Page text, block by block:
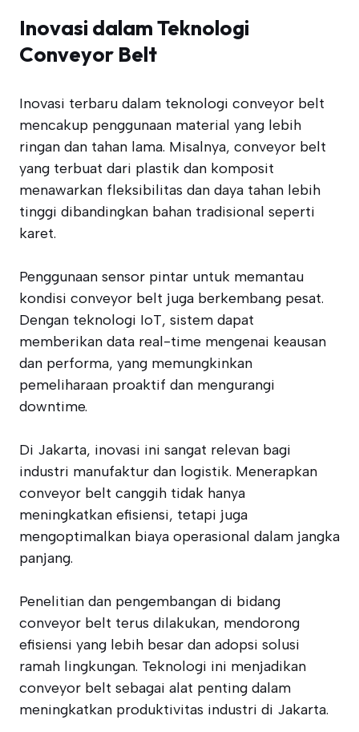
Inovasi dalam Teknologi
Conveyor Belt
Inovasi terbaru dalam teknologi conveyor belt
mencakup penggunaan material yang lebih
ringan dan tahan lama. Misalnya, conveyor belt
yang terbuat dari plastik dan komposit
menawarkan fleksibilitas dan daya tahan lebih
tinggi dibandingkan bahan tradisional seperti
karet.
Penggunaan sensor pintar untuk memantau
kondisi conveyor belt juga berkembang pesat.
Dengan teknologi IoT, sistem dapat
memberikan data real-time mengenai keausan
dan performa, yang memungkinkan
pemeliharaan proaktif dan mengurangi
downtime.
Di Jakarta, inovasi ini sangat relevan bagi
industri manufaktur dan logistik. Menerapkan
conveyor belt canggih tidak hanya
meningkatkan efisiensi, tetapi juga
mengoptimalkan biaya operasional dalam jangka
panjang.
Penelitian dan pengembangan di bidang
conveyor belt terus dilakukan, mendorong
efisiensi yang lebih besar dan adopsi solusi
ramah lingkungan. Teknologi ini menjadikan
conveyor belt sebagai alat penting dalam
meningkatkan produktivitas industri di Jakarta.